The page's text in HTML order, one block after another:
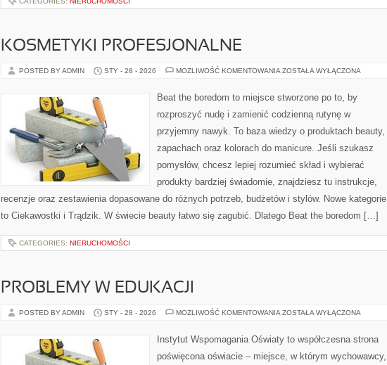
KOSMETYKI PROFESJONALNE
POSTED BY ADMIN STY - 28 - 2026 MOŻLIWOŚĆ KOMENTOWANIA KOSMETYKI
ZOSTAŁA WYŁĄCZONA
Beat the boredom to miejsce stworzone po to, by
rozproszyć nudę i zamienić codzienną rutynę w
przyjemny nawyk. To baza wiedzy o produktach beauty,
zapachach oraz kolorach do manicure. Jeśli szukasz
pomysłów, chcesz lepiej rozumieć skład i wybierać
produkty bardziej świadomie, znajdziesz tu instrukcje,
recenzje oraz zestawienia dopasowane do różnych potrzeb, budżetów i stylów. Nowe kategorie
to Ciekawostki i Trądzik. W świecie beauty łatwo się zagubić. Dlatego Beat the boredom […]
CATEGORIES: NIERUCHOMOŚCI
PROBLEMY W EDUKACJI
POSTED BY ADMIN STY - 28 - 2026 MOŻLIWOŚĆ KOMENTOWANIA PROBLEMY
ZOSTAŁA WYŁĄCZONA
Instytut Wspomagania Oświaty to współczesna strona
poświęcona oświacie – miejsce, w którym wychowawcy,